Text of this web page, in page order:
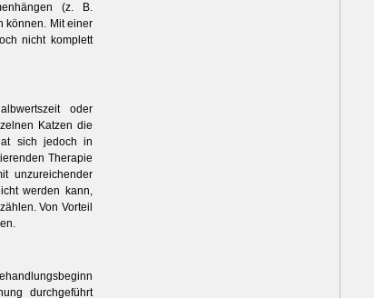
(z. B.
können. Mit einer
nicht komplett
oder
Katzen die
sich jedoch in
Therapie
unzureichender
werden kann,
Von Vorteil
durchgeführt